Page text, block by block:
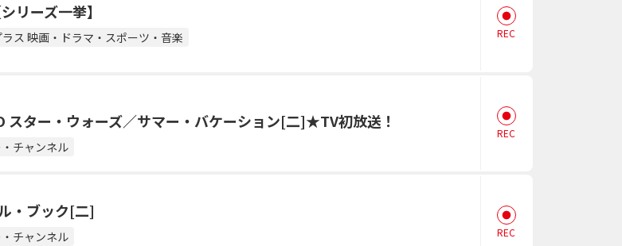
リーズ一挙】
ラス 映画・ドラマ・スポーツ・音楽 REC
スター・ウォーズ／サマー・バケーション[二]★TV初放送！
チャンネル
REC
・ブック[二]
チャンネル REC